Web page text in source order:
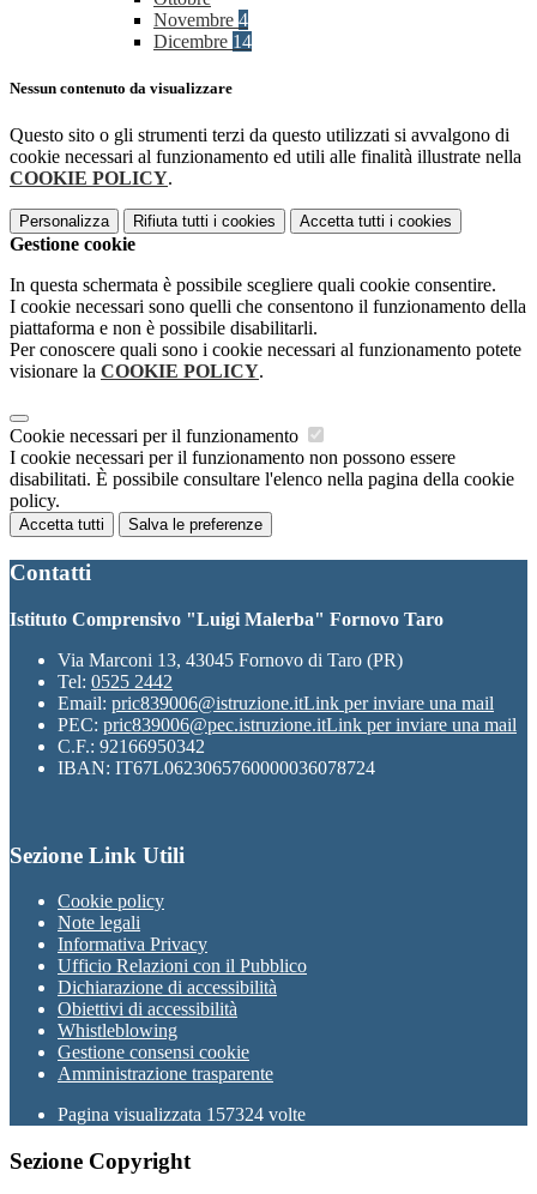
Novembre 4
Dicembre 14
Nessun contenuto da visualizzare
Questo sito o gli strumenti terzi da questo utilizzati si avvalgono di
cookie necessari al funzionamento ed utili alle finalità illustrate nella
COOKIE POLICY.
Personalizza Rifiuta tutti i cookies Accetta tutti i cookies
Gestione cookie
In questa schermata è possibile scegliere quali cookie consentire.
I cookie necessari sono quelli che consentono il funzionamento della
piattaforma e non è possibile disabilitarli.
Per conoscere quali sono i cookie necessari al funzionamento potete
visionare la COOKIE POLICY.
Cookie necessari per il funzionamento
I cookie necessari per il funzionamento non possono essere
disabilitati. È possibile consultare l'elenco nella pagina della cookie
policy.
Accetta tutti Salva le preferenze
Contatti
Istituto Comprensivo "Luigi Malerba" Fornovo Taro
Via Marconi 13, 43045 Fornovo di Taro (PR)
Tel: 0525 2442
Email: pric839006@istruzione.itLink per inviare una mail
PEC: pric839006@pec.istruzione.itLink per inviare una mail
C.F.: 92166950342
IBAN: IT67L0623065760000036078724
Sezione Link Utili
Cookie policy
Note legali
Informativa Privacy
Ufficio Relazioni con il Pubblico
Dichiarazione di accessibilità
Obiettivi di accessibilità
Whistleblowing
Gestione consensi cookie
Amministrazione trasparente
Pagina visualizzata 157324 volte
Sezione Copyright